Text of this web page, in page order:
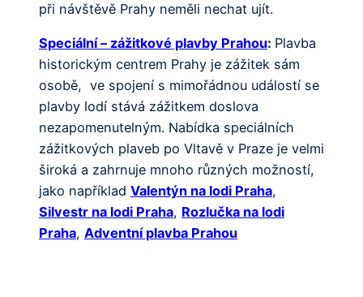
při návštěvě Prahy neměli nechat ujít.
Speciální – zážitkové plavby Prahou: Plavba
historickým centrem Prahy je zážitek sám
osobě, ve spojení s mimořádnou událostí se
plavby lodí stává zážitkem doslova
nezapomenutelným. Nabídka speciálních
zážitkových plaveb po Vltavě v Praze je velmi
široká a zahrnuje mnoho různých možností,
jako například Valentýn na lodi Praha,
Silvestr na lodi Praha, Rozlučka na lodi
Praha, Adventní plavba Prahou